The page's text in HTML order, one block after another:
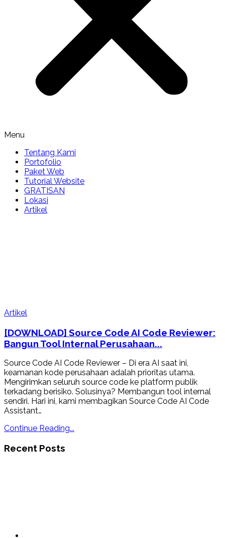
Menu
Tentang Kami
Portofolio
Paket Web
Tutorial Website
GRATISAN
Lokasi
Artikel
Artikel
[DOWNLOAD] Source Code AI Code Reviewer:
Bangun Tool Internal Perusahaan...
Source Code AI Code Reviewer – Di era AI saat ini,
keamanan kode perusahaan adalah prioritas utama.
Mengirimkan seluruh source code ke platform publik
terkadang berisiko. Solusinya? Membangun tool internal
sendiri. Hari ini, kami membagikan Source Code AI Code
Assistant…
Continue Reading...
Recent Posts